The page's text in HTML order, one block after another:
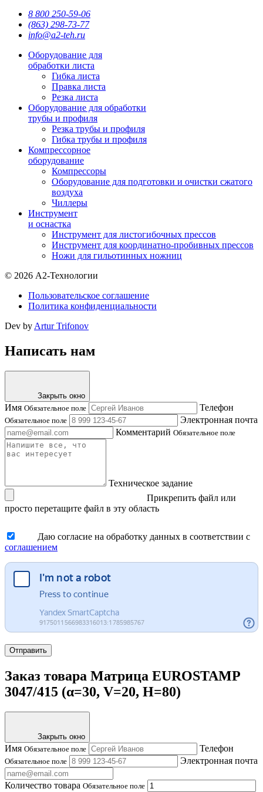
8 800 250-59-06
(863) 298-73-77
info@a2-teh.ru
Оборудование для
обработки листа
Гибка листа
Правка листа
Резка листа
Оборудование для обработки
трубы и профиля
Резка трубы и профиля
Гибка трубы и профиля
Компрессорное
оборудование
Компрессоры
Оборудование для подготовки и очистки сжатого
воздуха
Чиллеры
Инструмент
и оснастка
Инструмент для листогибочных прессов
Инструмент для координатно-пробивных прессов
Ножи для гильотинных ножниц
© 2026 А2-Технологии
Пользовательское соглашение
Политика конфиденциальности
Dev by Artur Trifonov
Написать нам
Закрыть окно
Имя Обязательное поле Телефон
Обязательное поле
Электронная почта
Комментарий Обязательное поле
Техническое задание
Прикрепить файл или
просто перетащите файл в эту область
Даю согласие на обработку данных в соответствии с
соглашением
Отправить
Заказ товара Матрица EUROSTAMP
3047/415 (α=30, V=20, H=80)
Закрыть окно
Имя Обязательное поле Телефон
Обязательное поле Электронная почта
Количество товара Обязательное поле